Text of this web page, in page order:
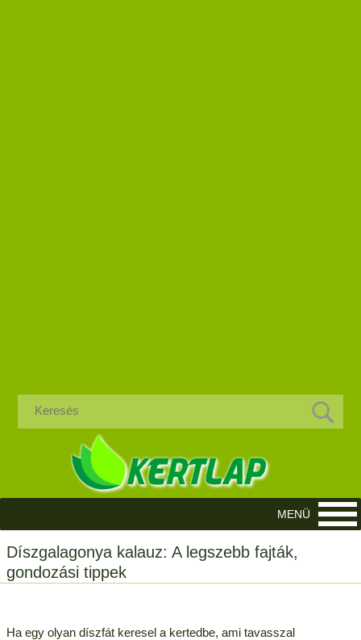
Díszgalagonya kalauz: A legszebb fajták,
gondozási tippek
Ha egy olyan díszfát keresel a kertedbe, ami tavasszal